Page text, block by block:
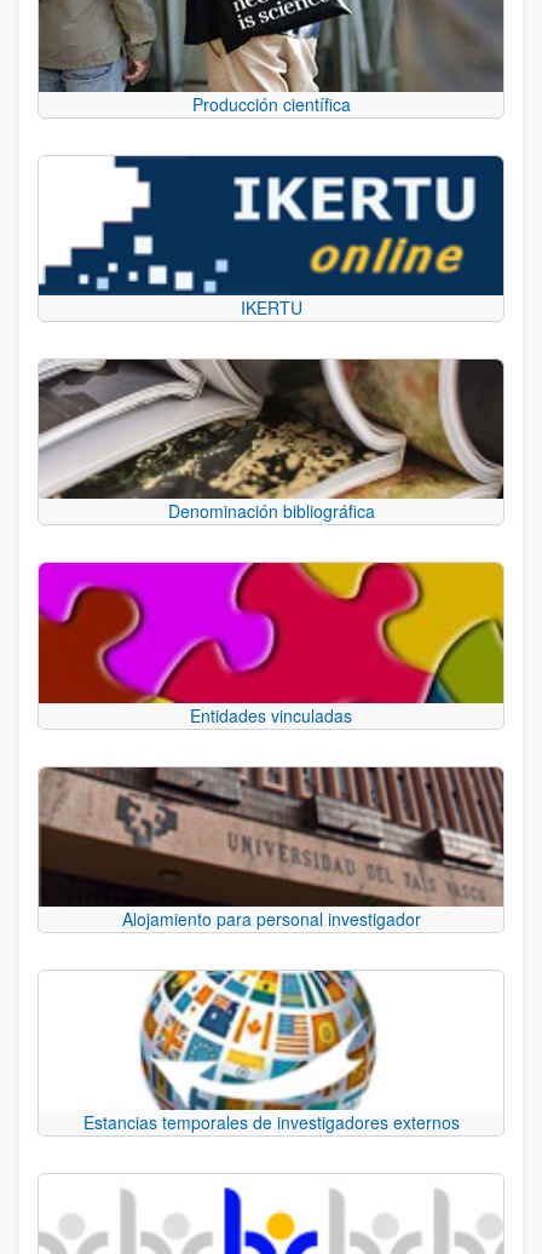
Producción científica
IKERTU
Denominación bibliográfica
Entidades vinculadas
Alojamiento para personal investigador
Estancias temporales de investigadores externos